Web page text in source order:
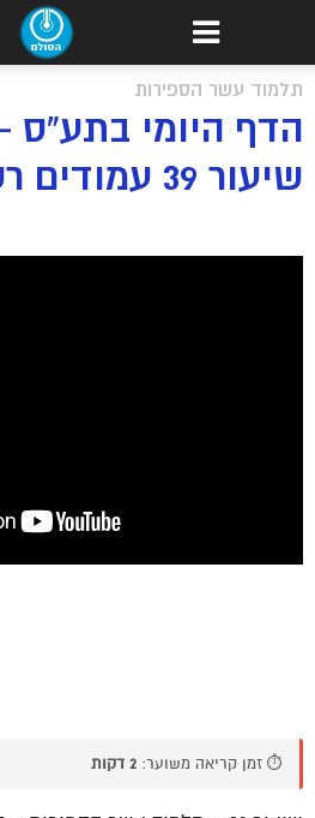
תלמוד עשר הספירות
הדף היומי
שיעור 39 עמודים רס”ט – סיכום
⏱️ זמן קריאה משוער: 2 דקות